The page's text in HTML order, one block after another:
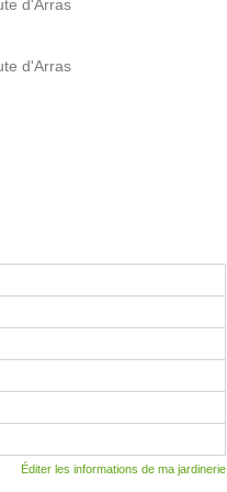
d'Arras
d'Arras
Éditer les informations de ma jardinerie